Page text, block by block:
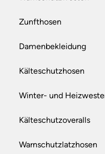
Zunfthosen
Damenbekleidung
Kälteschutzhosen
Winter- und
Kälteschutzoveralls
Warnschutzlatzhosen